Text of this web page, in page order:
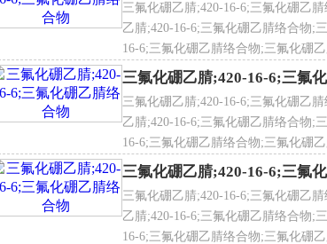
风险术语R11:;R20/21/22:;R34:;R48/23:;
S26:;S36/37/39:;S45:;
三氟化硼乙腈络合物
沸点: 64.7 ℃
含量BF3 16~23%
密度D4 20℃ 0.890~0.970
三氟化硼乙腈络合物用途：
是一种活泼性很强的催化剂, 用于多种有机合成。
化学工业等行业中都有不同程度的使用, 尤其在头
三氟化硼乙腈;420-16-6;三氟化硼乙
乙腈;420-16-6;三氟化硼乙腈络合物;
16-6;三氟化硼乙腈络合物;三氟化硼
化硼乙腈络合物;三氟化硼乙腈;420-
三氟化硼乙腈;420-16-6;三氟
三氟化硼乙腈;420-16-6;三氟化硼乙
乙腈;420-16-6;三氟化硼乙腈络合物;
16-6;三氟化硼乙腈络合物;三氟化硼
化硼乙腈络合物;三氟化硼乙腈;420-
三氟化硼乙腈;420-16-6;三氟
三氟化硼乙腈;420-16-6;三氟化硼乙
乙腈;420-16-6;三氟化硼乙腈络合物;
16-6;三氟化硼乙腈络合物;三氟化硼